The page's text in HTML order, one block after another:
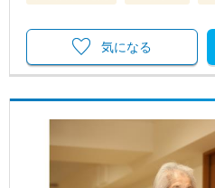
気になる